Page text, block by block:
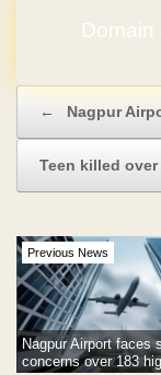
Domain
← Nagpur
Teen killed
Previous News
Nagpur Airport faces
concerns over 183